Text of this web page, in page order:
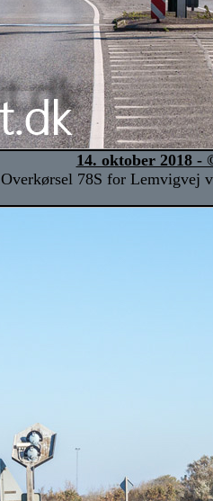
14. oktober 2018 -
Overkørsel 78S for Lemvigvej